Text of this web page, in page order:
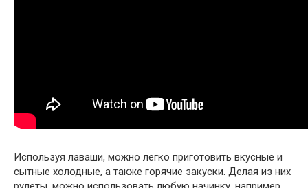
Используя лаваши, можно легко приготовить вкусные и
сытные холодные, а также горячие закуски. Делая из них